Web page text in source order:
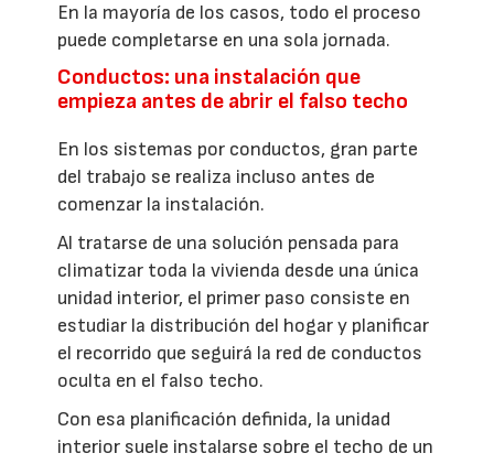
En la mayoría de los casos, todo el proceso
puede completarse en una sola jornada.
Conductos: una instalación que
empieza antes de abrir el falso techo
En los sistemas por conductos, gran parte
del trabajo se realiza incluso antes de
comenzar la instalación.
Al tratarse de una solución pensada para
climatizar toda la vivienda desde una única
unidad interior, el primer paso consiste en
estudiar la distribución del hogar y planificar
el recorrido que seguirá la red de conductos
oculta en el falso techo.
Con esa planificación definida, la unidad
interior suele instalarse sobre el techo de un